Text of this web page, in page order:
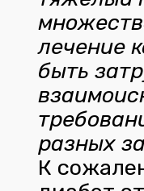
лечение
быть
разных
К